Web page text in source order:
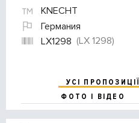
KNECHT
Германия
LX1298 (LX 1298)
УСІ ПРОПОЗИЦІЇ
ФОТО І ВІДЕО